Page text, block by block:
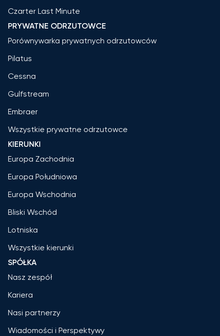
Czarter Last Minute
PRYWATNE ODRZUTOWCE
Porównywarka prywatnych odrzutowców
Pilatus
Cessna
Gulfstream
Embraer
Wszystkie prywatne odrzutowce
KIERUNKI
Europa Zachodnia
Europa Południowa
Europa Wschodnia
Bliski Wschód
Lotniska
Wszystkie kierunki
SPÓŁKA
Nasz zespół
Kariera
Nasi partnerzy
Wiadomości i Perspektywy